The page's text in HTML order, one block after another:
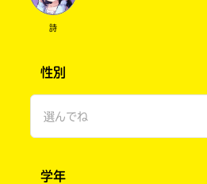
詩
性別
選んでね
学年